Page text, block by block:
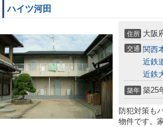
ハイツ河田
住所 大阪
交通 関西
近鉄
近鉄
築年 築25
防犯対策も
物件です。